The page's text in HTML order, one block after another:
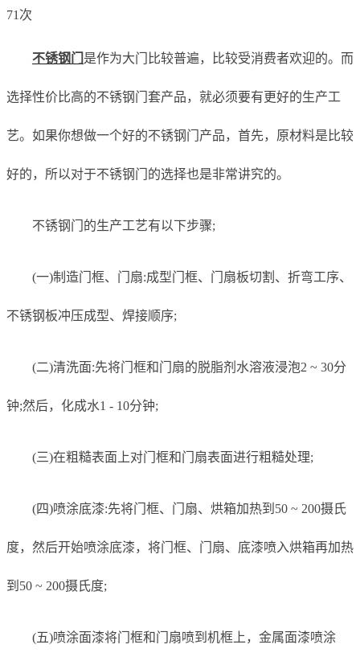
71次
不锈钢门 是作为大门比较普遍，比较受消费者欢迎的。而
选择性价比高的不锈钢门套产品，就必须要有更好的生产工
艺。如果你想做一个好的不锈钢门产品，首先，原材料是比较
好的，所以对于不锈钢门的选择也是非常讲究的。
不锈钢门的生产工艺有以下步骤;
(一)制造门框、门扇:成型门框、门扇板切割、折弯工序、
不锈钢板冲压成型、焊接顺序;
(二)清洗面:先将门框和门扇的脱脂剂水溶液浸泡2 ~ 30分
钟;然后，化成水1 - 10分钟;
(三)在粗糙表面上对门框和门扇表面进行粗糙处理;
(四)喷涂底漆:先将门框、门扇、烘箱加热到50 ~ 200摄氏
度，然后开始喷涂底漆，将门框、门扇、底漆喷入烘箱再加热
到50 ~ 200摄氏度;
(五)喷涂面漆将门框和门扇喷到机框上，金属面漆喷涂